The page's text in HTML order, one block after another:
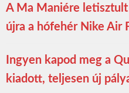
A Ma Maniére
újra a hófehér Nike Air
Ingyen kapod meg a
kiadott, teljesen új